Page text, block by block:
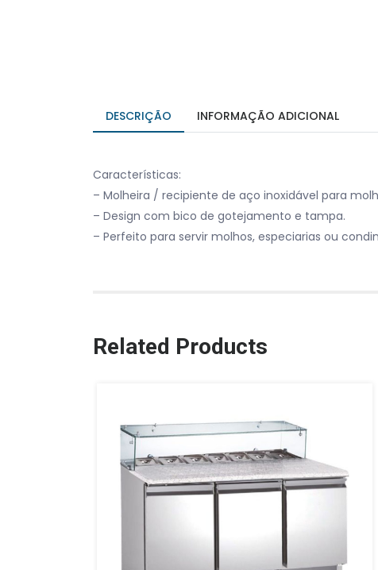
DESCRIÇÃO INFORMAÇÃO ADICIONAL
Características:
– Molheira / recipiente de aço inoxidável para
– Design com bico de gotejamento e tampa.
– Perfeito para servir molhos, especiarias ou
Related Products